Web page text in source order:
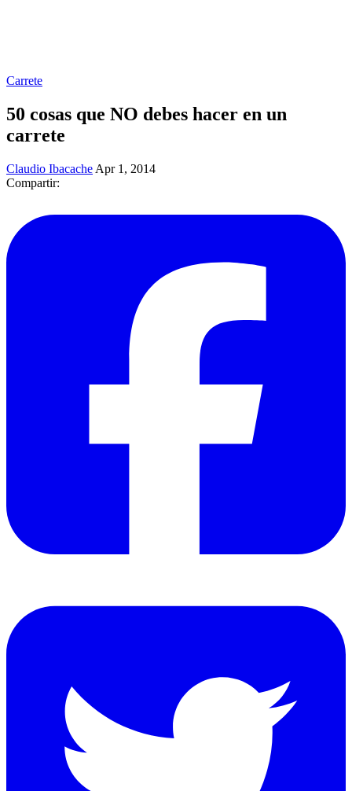
Carrete
50 cosas que NO debes hacer en un
carrete
Claudio Ibacache Apr 1, 2014
Compartir: